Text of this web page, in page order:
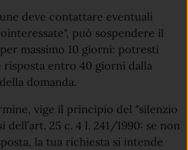
deve contattare eventuali
può sospendere il
massimo 10 giorni: potresti
entro 40 giorni dalla
domanda.
vige il principio del "silenzio
dell’art. 25 c. 4 l. 241/1990: se non
la tua richiesta si intende